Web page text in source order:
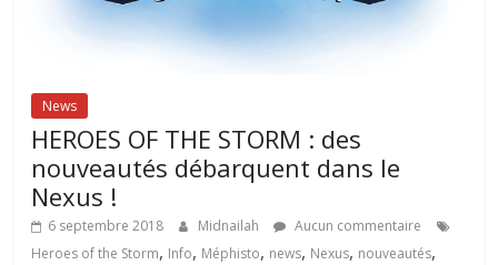
News
HEROES OF THE STORM : des
nouveautés débarquent dans le
Nexus !
6 septembre 2018 Midnailah
Aucun commentaire
Heroes of the Storm, Info, Méphisto, news, Nexus, nouveautés,